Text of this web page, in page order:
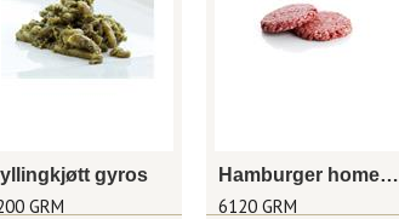
gyros
GRM
Hamburger homestyle 170g
6120 GRM